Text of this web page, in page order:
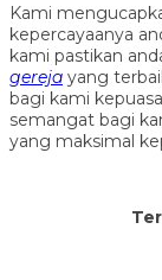
Kami
kepercayaanya
kami pastikan
gereja yang
bagi kami
semangat bagi
yang maksimal